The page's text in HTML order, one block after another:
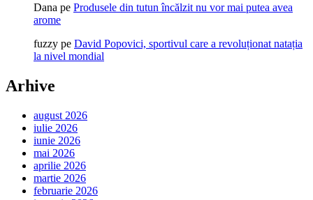
Dana pe Produsele din tutun încălzit nu vor mai putea avea
arome
fuzzy pe David Popovici, sportivul care a revoluționat natația
la nivel mondial
Arhive
august 2026
iulie 2026
iunie 2026
mai 2026
aprilie 2026
martie 2026
februarie 2026